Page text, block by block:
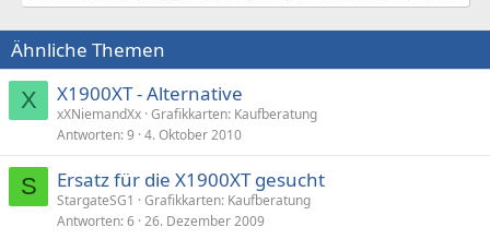
Ähnliche Themen
X X1900XT - Alternative
xXNiemandXx Grafikkarten: Kaufberatung
Antworten 9 4. Oktober 2010
S Ersatz für die X1900XT gesucht
StargateSG1
Grafikkarten: Kaufberatung
Antworten 6 26. Dezember 2009